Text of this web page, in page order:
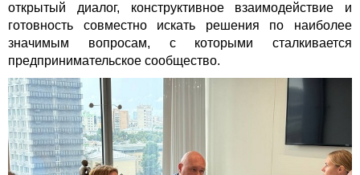
открытый диалог, конструктивное взаимодействие и
готовность совместно искать решения по наиболее
значимым вопросам, с которыми сталкивается
предпринимательское сообщество.